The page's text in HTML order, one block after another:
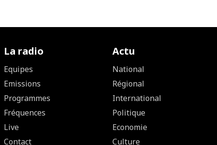
La radio
Equipes
Emissions
Programmes
Fréquences
Live
Contact
Actu
National
Régional
International
Politique
Economie
Culture